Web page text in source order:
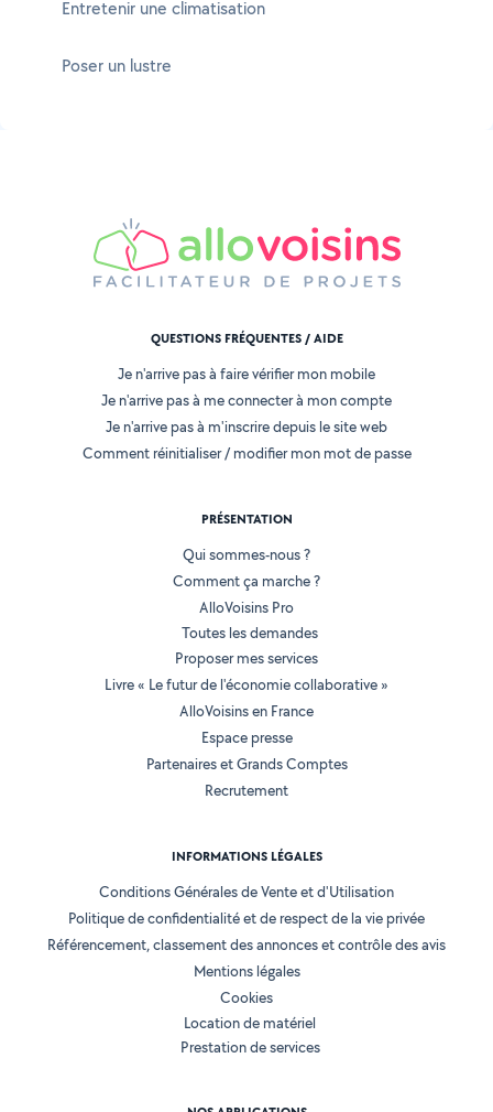
Entretenir une climatisation
Poser un lustre
QUESTIONS FRÉQUENTES / AIDE
Je n'arrive pas à faire vérifier mon mobile
Je n'arrive pas à me connecter à mon compte
Je n'arrive pas à m'inscrire depuis le site web
Comment réinitialiser / modifier mon mot de passe
PRÉSENTATION
Qui sommes-nous ?
Comment ça marche ?
AlloVoisins Pro
Toutes les demandes
Proposer mes services
Livre « Le futur de l'économie collaborative »
AlloVoisins en France
Espace presse
Partenaires et Grands Comptes
Recrutement
INFORMATIONS LÉGALES
Conditions Générales de Vente et d'Utilisation
Politique de confidentialité et de respect de la vie privée
Référencement, classement des annonces et contrôle des avis
Mentions légales
Cookies
Location de matériel
Prestation de services